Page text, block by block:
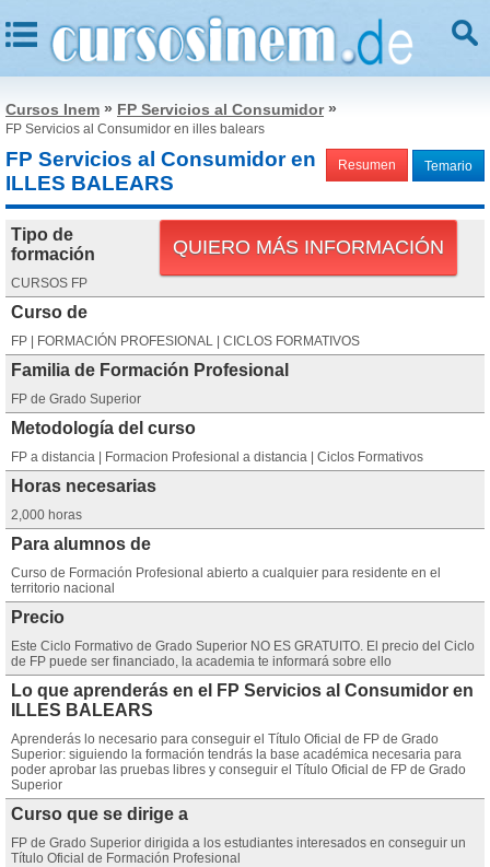
Cursos Inem » FP Servicios al Consumidor»
FP Servicios al Consumidor en illes balears
Resumen Temario
FP Servicios al Consumidor en
ILLES BALEARS
QUIERO MÁS INFORMACIÓN
Tipo de
formación
CURSOS FP
Curso de
FP | FORMACIÓN PROFESIONAL | CICLOS FORMATIVOS
Familia de Formación Profesional
FP de Grado Superior
Metodología del curso
FP a distancia | Formacion Profesional a distancia | Ciclos Formativos
Horas necesarias
2,000 horas
Para alumnos de
Curso de Formación Profesional abierto a cualquier para residente en el
territorio nacional
Precio
Este Ciclo Formativo de Grado Superior NO ES GRATUITO. El precio del Ciclo
de FP puede ser financiado, la academia te informará sobre ello
Lo que aprenderás en el FP Servicios al Consumidor en
ILLES BALEARS
Aprenderás lo necesario para conseguir el Título Oficial de FP de Grado
Superior: siguiendo la formación tendrás la base académica necesaria para
poder aprobar las pruebas libres y conseguir el Título Oficial de FP de Grado
Superior
Curso que se dirige a
FP de Grado Superior dirigida a los estudiantes interesados en conseguir un
Título Oficial de Formación Profesional